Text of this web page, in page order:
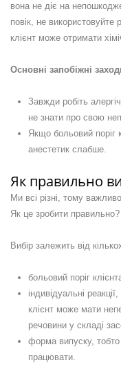
вона не діє на
повік, не використовуйте
клієнт може отримати
Основні запобіжні
Завжди робіть
не знати про свою
Якщо больовий поріг
анестетик слабше.
Як правильно
Ми всі різні, тому
Як це зробити правильно?
Вибір залежить від
больовий поріг
індивідуальні
клієнт може мати
речовини у складі
форма випуску,
працювати.